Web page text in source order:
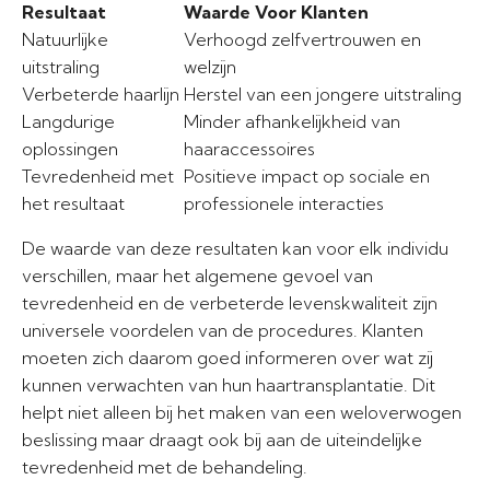
Resultaat
Waarde Voor Klanten
Natuurlijke
uitstraling
Verhoogd zelfvertrouwen en
welzijn
Verbeterde haarlijn Herstel van een jongere uitstraling
Langdurige
oplossingen
Minder afhankelijkheid van
haaraccessoires
Tevredenheid met
het resultaat
Positieve impact op sociale en
professionele interacties
De waarde van deze resultaten kan voor elk individu
verschillen, maar het algemene gevoel van
tevredenheid en de verbeterde levenskwaliteit zijn
universele voordelen van de procedures. Klanten
moeten zich daarom goed informeren over wat zij
kunnen verwachten van hun haartransplantatie. Dit
helpt niet alleen bij het maken van een weloverwogen
beslissing maar draagt ook bij aan de uiteindelijke
tevredenheid met de behandeling.